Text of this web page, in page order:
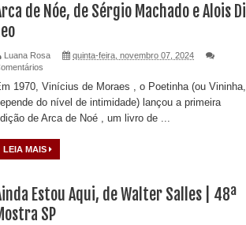
de Nóe, de Sérgio Machado e Alois Di
Luana Rosa
quinta-feira, novembro 07, 2024
1970, Vinícius de Moraes , o Poetinha (ou Vininha,
do nível de intimidade) lançou a primeira
de Arca de Noé , um livro de ...
LEIA MAIS
Estou Aqui, de Walter Salles | 48ª
SP